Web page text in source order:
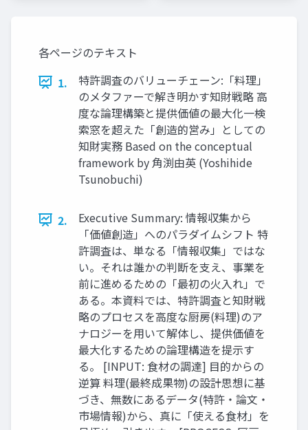
各ページのテキスト
1.
特許調査のバリューチェーン:「料理」
のメタファーで解き明かす知財戦略 高
度な論理構築と提供価値の最大化一検
索窓を超えた「創造的営み」としての
知財実務 Based on the conceptual
framework by 角渕由英 (Yoshihide
Tsunobuchi)
2.
Executive Summary: 情報収集から
「価値創造」へのパラダイムシフト 特
許調査は、単なる「情報収集」ではな
い。それは誰かの判断を支え、事業を
前に進めるための「最初の火入れ」で
ある。本資料では、特許調査と知財戦
略のプロセスを高度な厨房(料理)のア
ナロジーを用いて解体し、提供価値を
最大化するための論理構造を提示す
る。 [INPUT: 食材の調達] 目的からの
逆算 料理(最終成果物)の設計思想に基
づき、無数にあるデータ(特許・論文・
市場情報)から、真に「使える食材」を